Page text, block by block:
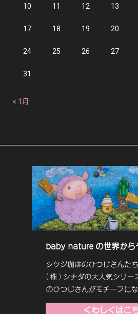
10 11 12 13
17 18 19 20
24 25 26 27
31
« 1月